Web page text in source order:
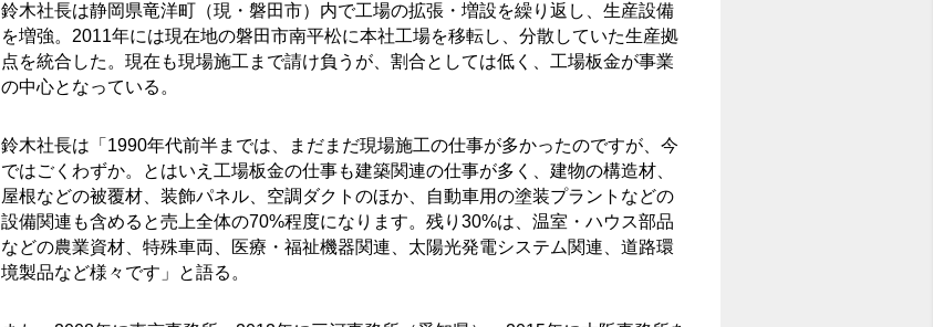
鈴木社長は静岡県竜洋町（現・磐田市）内で工場の拡張・増設を繰り返し、生産設備
を増強。2011年には現在地の磐田市南平松に本社工場を移転し、分散していた生産拠
点を統合した。現在も現場施工まで請け負うが、割合としては低く、工場板金が事業
の中心となっている。
鈴木社長は「1990年代前半までは、まだまだ現場施工の仕事が多かったのですが、今
ではごくわずか。とはいえ工場板金の仕事も建築関連の仕事が多く、建物の構造材、
屋根などの被覆材、装飾パネル、空調ダクトのほか、自動車用の塗装プラントなどの
設備関連も含めると売上全体の70%程度になります。残り30%は、温室・ハウス部品
などの農業資材、特殊車両、医療・福祉機器関連、太陽光発電システム関連、道路環
境製品など様々です」と語る。